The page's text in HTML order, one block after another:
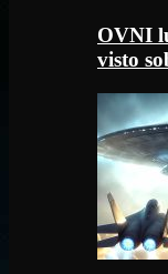
OVNI
visto